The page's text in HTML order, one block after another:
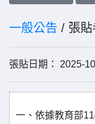
一般公告 / 張貼
張貼日期： 2025-
一、依據教育部